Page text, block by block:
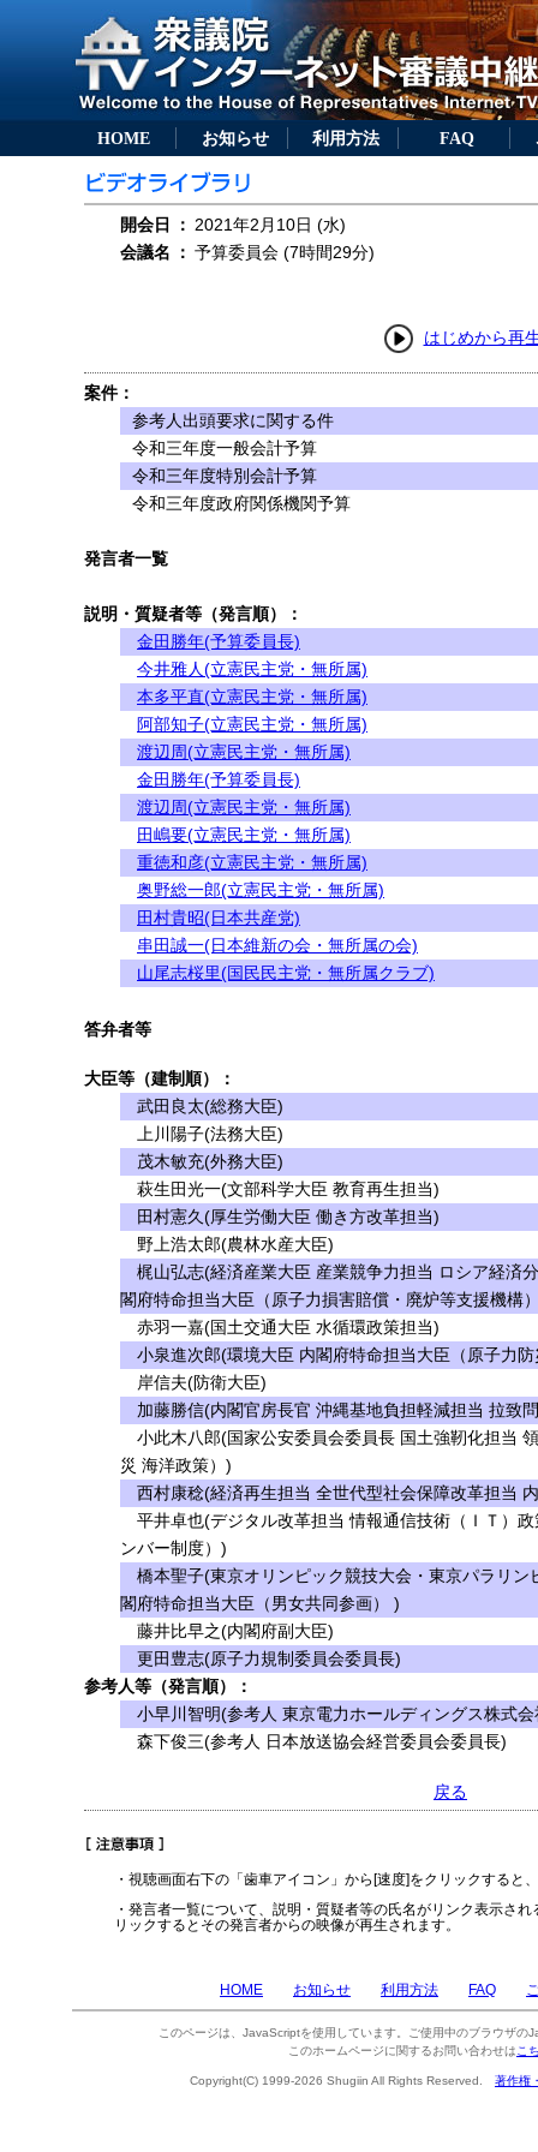
HOME お知らせ 利用方法 FAQ
開会日 ： 2021年2月10日 (水)
会議名
： 予算委員会 (7時間29分)
はじめから再
案件：
参考人出頭要求に関する件
令和三年度一般会計予算
令和三年度特別会計予算
令和三年度政府関係機関予算
発言者一覧
説明・質疑者等（発言順）：
金田勝年(予算委員長)
今井雅人(立憲民主党・無所属)
本多平直(立憲民主党・無所属)
阿部知子(立憲民主党・無所属)
渡辺周(立憲民主党・無所属)
金田勝年(予算委員長)
渡辺周(立憲民主党・無所属)
田嶋要(立憲民主党・無所属)
重徳和彦(立憲民主党・無所属)
奥野総一郎(立憲民主党・無所属)
田村貴昭(日本共産党)
串田誠一(日本維新の会・無所属の会)
山尾志桜里(国民民主党・無所属クラブ)
答弁者等
大臣等（建制順）：
武田良太(総務大臣)
上川陽子(法務大臣)
茂木敏充(外務大臣)
萩生田光一(文部科学大臣 教育再生担当)
田村憲久(厚生労働大臣 働き方改革担当)
野上浩太郎(農林水産大臣)
梶山弘志(経済産業大臣 産業競争力担当 ロシア経済
閣府特命担当大臣（原子力損害賠償・廃炉等支援機構
赤羽一嘉(国土交通大臣 水循環政策担当)
小泉進次郎(環境大臣 内閣府特命担当大臣（原子力防
岸信夫(防衛大臣)
加藤勝信(内閣官房長官 沖縄基地負担軽減担当 拉致
小此木八郎(国家公安委員会委員長 国土強靭化担当
災 海洋政策）)
西村康稔(経済再生担当 全世代型社会保障改革担当
平井卓也(デジタル改革担当 情報通信技術（ＩＴ）
ンバー制度）)
橋本聖子(東京オリンピック競技大会・東京パラリン
閣府特命担当大臣（男女共同参画） )
藤井比早之(内閣府副大臣)
更田豊志(原子力規制委員会委員長)
参考人等（発言順）：
小早川智明(参考人 東京電力ホールディングス株式
森下俊三(参考人 日本放送協会経営委員会委員長)
戻る
・視聴画面右下の「歯車アイコン」から[速度]をクリックすると
・発言者一覧について、説明・質疑者等の氏名がリンク表示さ
リックするとその発言者からの映像が再生されます。
HOME お知らせ 利用方法 FAQ
このページは、JavaScriptを使用しています。ご使用中のブラウザの
このホームページに関するお問い合わせは こ
Copyright(C) 1999-2026 Shugiin All Rights Reserved. 著作権